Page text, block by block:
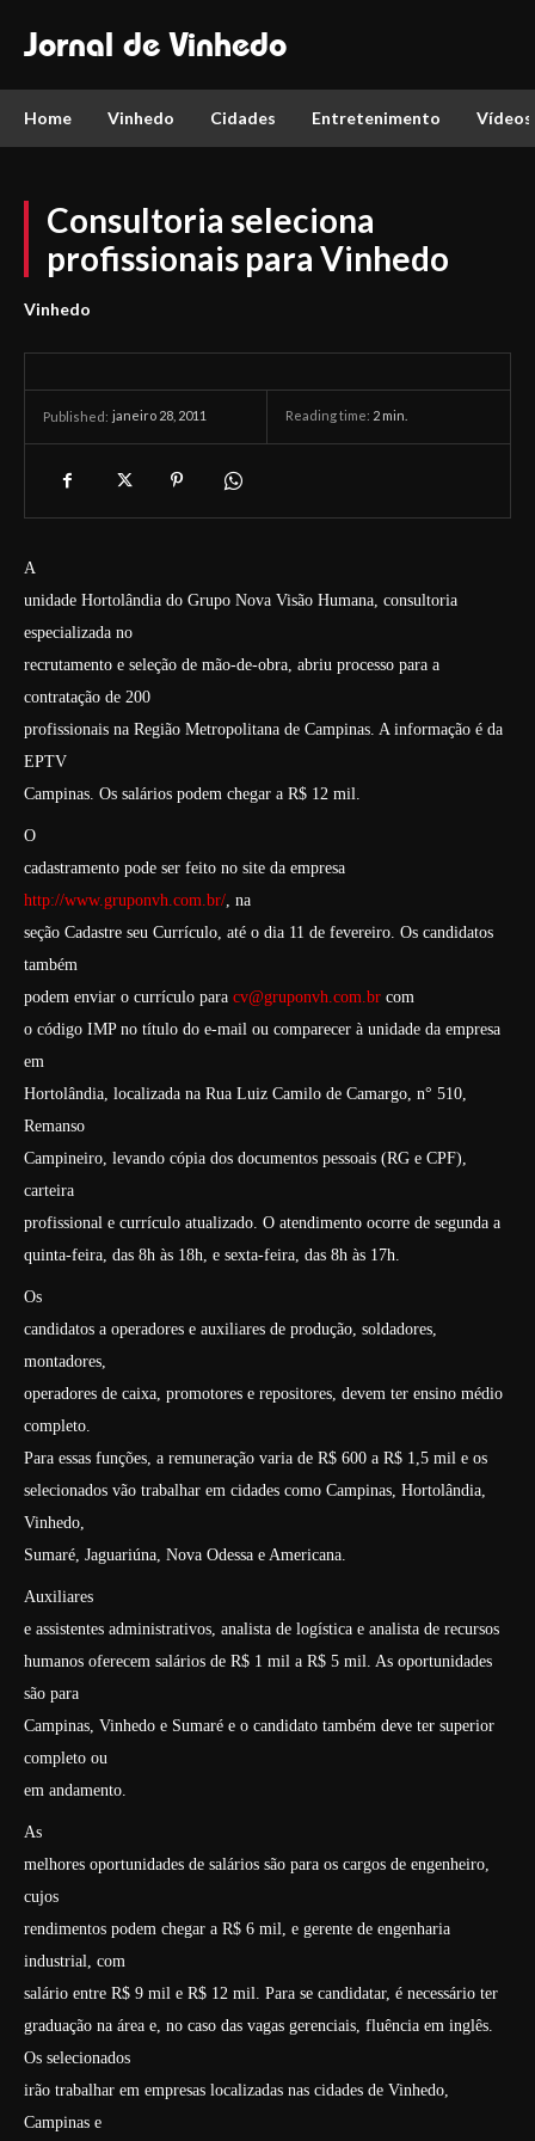
Jornal de Vinhedo
Home Vinhedo Cidades Entretenimento Vídeos
Consultoria seleciona
profissionais para Vinhedo
Vinhedo
Published: janeiro 28, 2011 Reading time: 2 min.
A
unidade Hortolândia do Grupo Nova Visão Humana, consultoria
especializada no
recrutamento e seleção de mão-de-obra, abriu processo para a
contratação de 200
profissionais na Região Metropolitana de Campinas. A informação é da
EPTV
Campinas. Os salários podem chegar a R$ 12 mil.
O
cadastramento pode ser feito no site da empresa
http://www.gruponvh.com.br/, na
seção Cadastre seu Currículo, até o dia 11 de fevereiro. Os candidatos
também
podem enviar o currículo para cv@gruponvh.com.br com
o código IMP no título do e-mail ou comparecer à unidade da empresa
em
Hortolândia, localizada na Rua Luiz Camilo de Camargo, n° 510,
Remanso
Campineiro, levando cópia dos documentos pessoais (RG e CPF),
carteira
profissional e currículo atualizado. O atendimento ocorre de segunda a
quinta-feira, das 8h às 18h, e sexta-feira, das 8h às 17h.
Os
candidatos a operadores e auxiliares de produção, soldadores,
montadores,
operadores de caixa, promotores e repositores, devem ter ensino médio
completo.
Para essas funções, a remuneração varia de R$ 600 a R$ 1,5 mil e os
selecionados vão trabalhar em cidades como Campinas, Hortolândia,
Vinhedo,
Sumaré, Jaguariúna, Nova Odessa e Americana.
Auxiliares
e assistentes administrativos, analista de logística e analista de recursos
humanos oferecem salários de R$ 1 mil a R$ 5 mil. As oportunidades
são para
Campinas, Vinhedo e Sumaré e o candidato também deve ter superior
completo ou
em andamento.
As
melhores oportunidades de salários são para os cargos de engenheiro,
cujos
rendimentos podem chegar a R$ 6 mil, e gerente de engenharia
industrial, com
salário entre R$ 9 mil e R$ 12 mil. Para se candidatar, é necessário ter
graduação na área e, no caso das vagas gerenciais, fluência em inglês.
Os selecionados
irão trabalhar em empresas localizadas nas cidades de Vinhedo,
Campinas e